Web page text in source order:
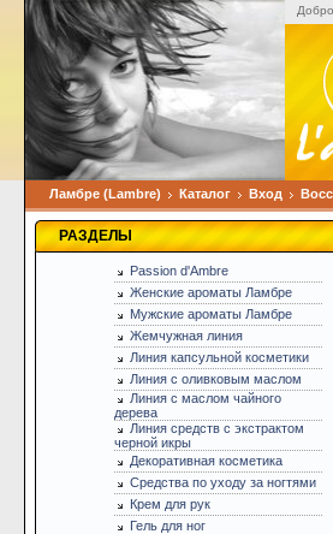
Ламбре (Lambre) Каталог Вход
РАЗДЕЛЫ
Passion d'Ambre
Женские ароматы Ламбре
Мужские ароматы Ламбре
Жемчужная линия
Линия капсульной косметики
Линия с оливковым маслом
Линия с маслом чайного
дерева
Линия средств с экстрактом
черной икры
Декоративная косметика
Средства по уходу за ногтями
Крем для рук
Гель для ног